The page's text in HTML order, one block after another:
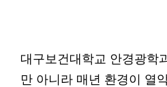
대구보건대학교 안경광학
만 아니라 매년 환경이 열